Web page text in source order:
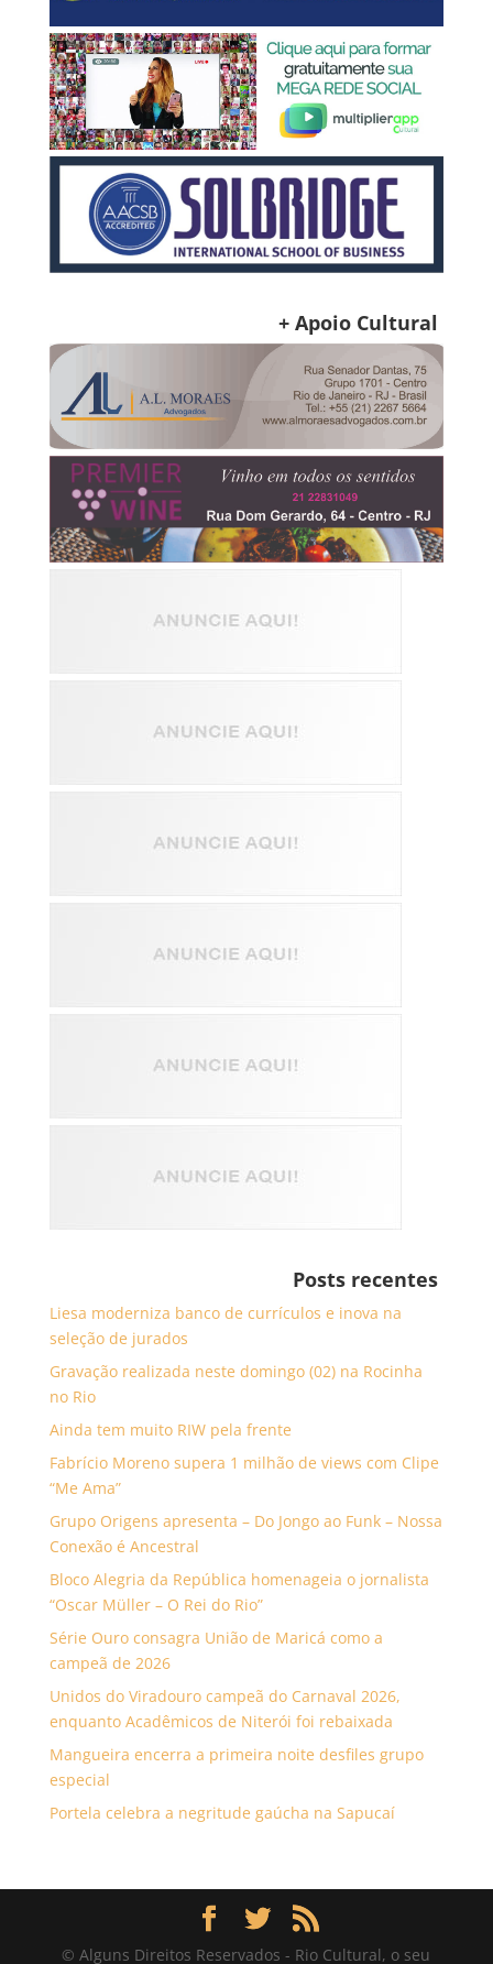
+ Apoio Cultural
Posts recentes
Liesa moderniza banco de currículos e inova na
seleção de jurados
Gravação realizada neste domingo (02) na Rocinha
no Rio
Ainda tem muito RIW pela frente
Fabrício Moreno supera 1 milhão de views com Clipe
“Me Ama”
Grupo Origens apresenta – Do Jongo ao Funk – Nossa
Conexão é Ancestral
Bloco Alegria da República homenageia o jornalista
“Oscar Müller – O Rei do Rio”
Série Ouro consagra União de Maricá como a
campeã de 2026
Unidos do Viradouro campeã do Carnaval 2026,
enquanto Acadêmicos de Niterói foi rebaixada
Mangueira encerra a primeira noite desfiles grupo
especial
Portela celebra a negritude gaúcha na Sapucaí
© Alguns Direitos Reservados - Rio Cultural, o seu